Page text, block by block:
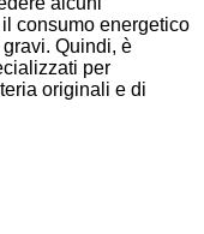
consumo energetico
Quindi, è
per
originali e di